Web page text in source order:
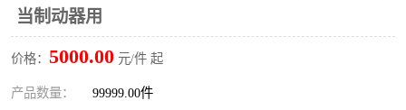
当制动器用
价格： 5000.00 元/件 起
产品数量： 99999.00件